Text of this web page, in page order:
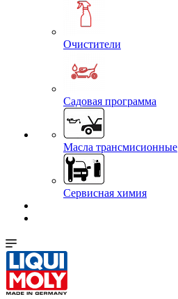
Очистители
Садовая программа
Масла трансмисионные
Сервисная химия